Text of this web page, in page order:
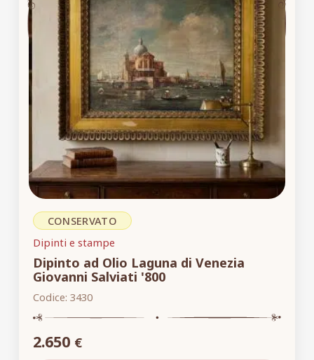
CONSERVATO
Dipinti e stampe
Dipinto ad Olio Laguna di Venezia
Giovanni Salviati '800
Codice: 3430
2.650 €